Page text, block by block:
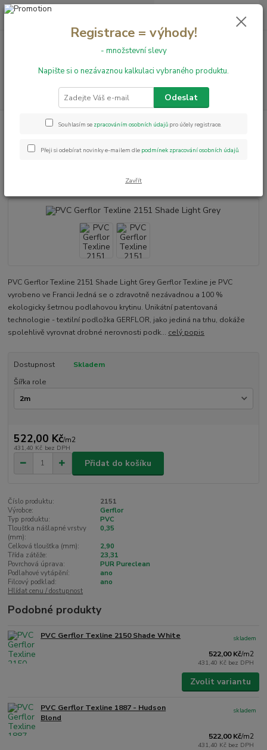
+420 731 199 591 0,00 Kč
PVC podlahy Texline
PVC Gerflor Texline 2151 Shade Light
PVC Gerflor Texline 2151 Shade
PVC Gerflor Texline 2151 Shade Light Grey Gerflor Texline je PVC
vyrobeno ve Francii Jedná se o zdravotně nezávadnou a 100 %
ekologicky šetrnou podlahovou krytinu. Unikátní patentovaná
technologie - textilní podložka GERFLOR, jako jediná na trhu, dokáže
spolehlivě vyrovnat drobné nerovnosti podk... celý popis
Dostupnost
Skladem
Šířka role
522,00 Kč/m2
431,40 Kč bez DPH
Přidat do košíku
Číslo produktu:
2151
Výrobce:
Gerflor
Typ produktu:
PVC
Tloušťka nášlapné vrstvy
(mm):
0,35
Celková tloušťka (mm):
2,90
Třída zátěže:
23,31
Povrchová úprava:
PUR Pureclean
Podlahové vytápění:
ano
Filcový podklad:
ano
Hlídat cenu / dostupnost
Podobné produkty
PVC Gerflor Texline 2150 Shade White
522,00 Kč/m2
431,40 Kč bez DPH
skladem
Zvolit variantu
PVC Gerflor Texline 1887 - Hudson
Blond
522,00 Kč/m2
431,40 Kč bez DPH
skladem
Registrace = výhody!
- množstevní slevy
Napište si o nezávaznou kalkulaci vybraného produktu.
Odeslat
Souhlasím se zpracováním osobních údajů pro účely registrace.
Přeji si odebírat novinky e-mailem dle podmínek zpracování osobních údajů.
Zavřít